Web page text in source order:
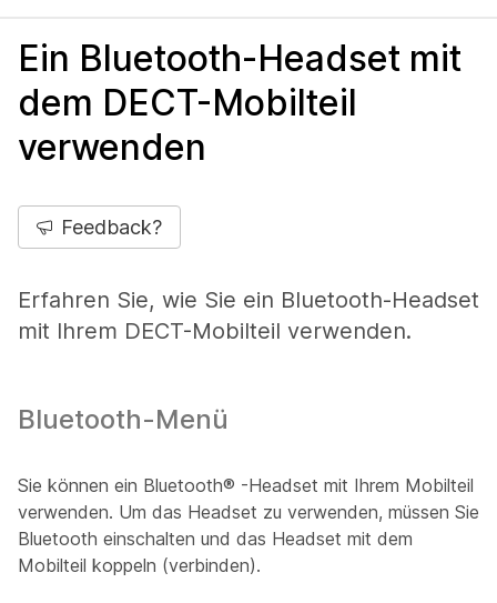
Ein Bluetooth-Headset mit
dem DECT-Mobilteil
verwenden
Feedback?
Erfahren Sie, wie Sie ein Bluetooth-Headset
mit Ihrem DECT-Mobilteil verwenden.
Bluetooth-Menü
Sie können ein Bluetooth® -Headset mit Ihrem Mobilteil
verwenden. Um das Headset zu verwenden, müssen Sie
Bluetooth einschalten und das Headset mit dem
Mobilteil koppeln (verbinden).